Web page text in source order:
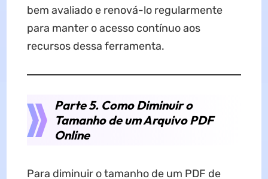
bem avaliado e renová-lo regularmente
para manter o acesso contínuo aos
recursos dessa ferramenta.
Parte 5. Como Diminuir o
Tamanho de um Arquivo PDF
Online
Para diminuir o tamanho de um PDF de